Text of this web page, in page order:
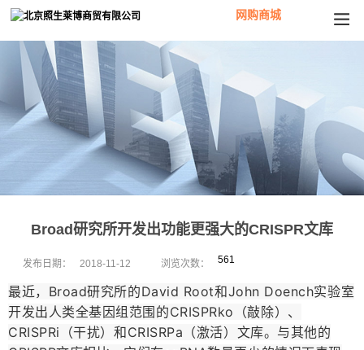
网购商城
Broad研究所开发出功能更强大的CRISPR文库
发布日期： 2018-11-12 浏览次数： 561
最近，Broad研究所的David Root和John Doench实验室
开发出人类全基因组范围的CRISPRko（敲除）、
CRISPRi（干扰）和CRISRPa（激活）文库。与其他的